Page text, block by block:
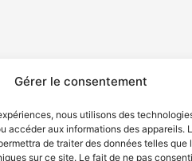
Gérer le consentement
nous utilisons des
accéder aux informations des appareils.
de traiter des données telles que
sur ce site. Le fait de ne pas
Politique de confidentialité